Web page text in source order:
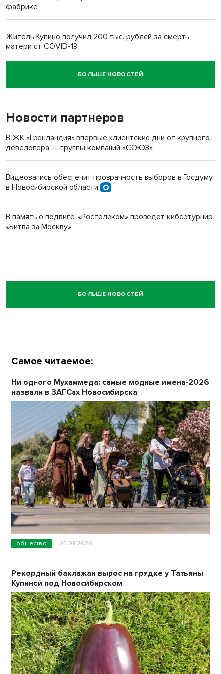
фабрике
Житель Купино получил 200 тыс. рублей за смерть
матери от COVID-19
Новосибирский суд наказал водителя за смерть
пенсионерки на вокзале
БОЛЬШЕ НОВОСТЕЙ
Новости партнеров
В ЖК «Гренландия» впервые клиентские дни от крупного
девелопера — группы компаний «СОЮЗ»
Видеозапись обеспечит прозрачность выборов в Госдуму
в Новосибирской области
В память о подвиге: «Ростелеком» проведет кибертурнир
«Битва за Москву»
БОЛЬШЕ НОВОСТЕЙ
Самое читаемое:
общество 05.08.2026
Ни одного Мухаммеда: самые модные имена-2026
назвали в ЗАГСах Новосибирска
Рекордный баклажан вырос на грядке у Татьяны
Купиной под Новосибирском